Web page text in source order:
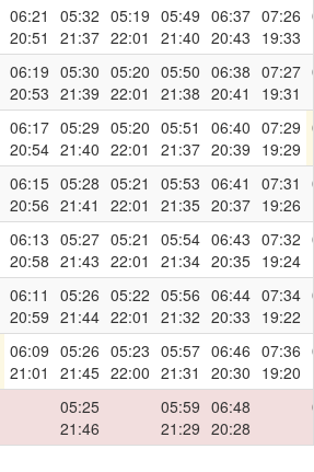
06:21
20:51
05:32
21:37
05:19
22:01
05:49
21:40
06:37
20:43
07:26
19:33
06:19
20:53
05:30
21:39
05:20
22:01
05:50
21:38
06:38
20:41
07:27
19:31
06:17
20:54
05:29
21:40
05:20
22:01
05:51
21:37
06:40
20:39
07:29
19:29
06:15
20:56
05:28
21:41
05:21
22:01
05:53
21:35
06:41
20:37
07:31
19:26
06:13
20:58
05:27
21:43
05:21
22:01
05:54
21:34
06:43
20:35
07:32
19:24
06:11
20:59
05:26
21:44
05:22
22:01
05:56
21:32
06:44
20:33
07:34
19:22
06:09
21:01
05:26
21:45
05:23
22:00
05:57
21:31
06:46
20:30
07:36
19:20
05:25
21:46
05:59
21:29
06:48
20:28